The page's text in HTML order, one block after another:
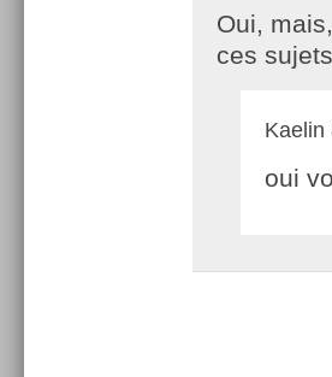
Oui,
ces
Kaelin
oui